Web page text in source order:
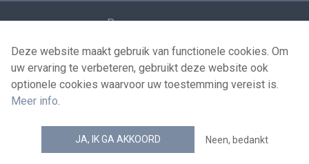
Persoonsgegevens
Voorwaarden voor het hergebruik
Contacteer ons
news.belgium RSS feed
© 2026 - news.belgium.be
Deze website maakt gebruik van functionele cookies. Om
uw ervaring te verbeteren, gebruikt deze website ook
optionele cookies waarvoor uw toestemming vereist is.
Meer info.
JA, IK GA AKKOORD Neen, bedankt